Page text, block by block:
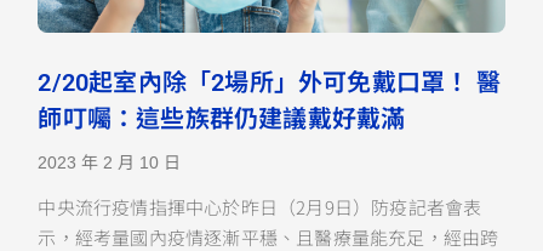
2/20起室內除「2場所」外可免戴口罩！ 醫
師叮囑：這些族群仍建議戴好戴滿
2023 年 2 月 10 日
中央流行疫情指揮中心於昨日（2月9日）防疫記者會表
示，經考量國內疫情逐漸平穩、且醫療量能充足，經由跨